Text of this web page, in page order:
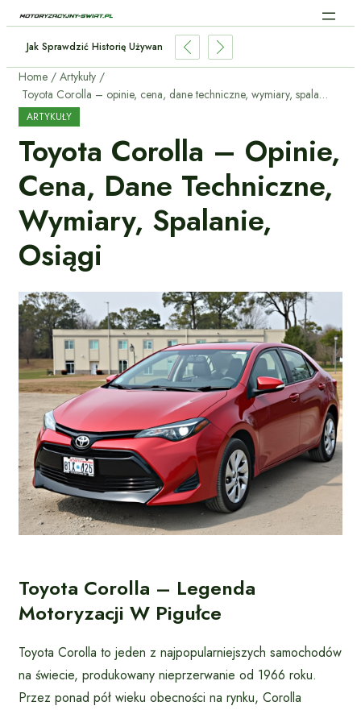
W Samochodach: Jak AI Zmienia Jazdę?
Home
Artykuły
Toyota Corolla – opinie, cena, dane techniczne, wymiary, spalanie, osiągi
ARTYKUŁY
Toyota Corolla – Opinie,
Cena, Dane Techniczne,
Wymiary, Spalanie,
Osiągi
Toyota Corolla – Legenda
Motoryzacji W Pigułce
Toyota Corolla to jeden z najpopularniejszych samochodów
na świecie, produkowany nieprzerwanie od 1966 roku.
Przez ponad pół wieku obecności na rynku, Corolla